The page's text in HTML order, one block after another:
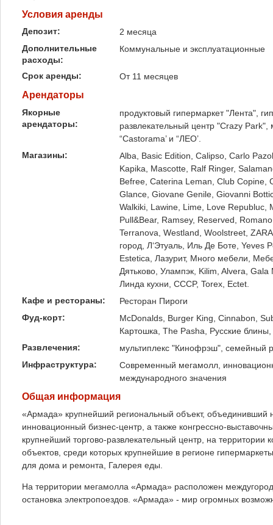
Условия аренды
Депозит:
2 месяца
Дополнительные
расходы:
Коммунальные и эксплуатационные
Срок аренды: От 11 месяцев
Арендаторы
Якорные
арендаторы:
продуктовый гипермаркет "Лента",
развлекательный центр "Crazy
“Castorama’ и “ЛЕО’.
Магазины:
Alba, Basic Edition, Calipso, Carlo
Kapika, Mascotte, Ralf Ringer,
Befree, Caterina Leman, Club Copine,
Glance, Giovane Genile, Giovanni
Walkiki, Lawine, Lime, Love Republuc,
Pull&Bear, Ramsey, Reserved,
Terranova, Westland, Woolstreet,
город, Л‘Этуаль, Иль Де Боте,
Estetica, Лазурит, Много мебели,
Дятьково, Улампэк, Kilim, Alvera,
Линда кухни, CCCP, Torex, Ectet.
Кафе и рестораны:
Ресторан Пироги
Фуд-корт:
McDonalds, Burger King, Cinnabon,
Картошка, The Pasha, Русские блины,
Развлечения:
мультиплекс "Кинофрэш", семейный
Инфраструктура:
Современный мегамолл,
международного значения
Общая информация
«Армада» крупнейший региональный объект,
инновационный бизнес-центр, а также конгрессно-
крупнейший торгово-развлекательный центр, на территории
объектов, среди которых крупнейшие в регионе
для дома и ремонта, Галерея еды.
На территории мегамолла «Армада» расположен
остановка электропоездов. «Армада» - мир огромных